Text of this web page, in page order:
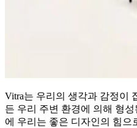
Vitra는 우리의 생각과 감정이
든 우리 주변 환경에 의해 형
에 우리는 좋은 디자인의 힘으